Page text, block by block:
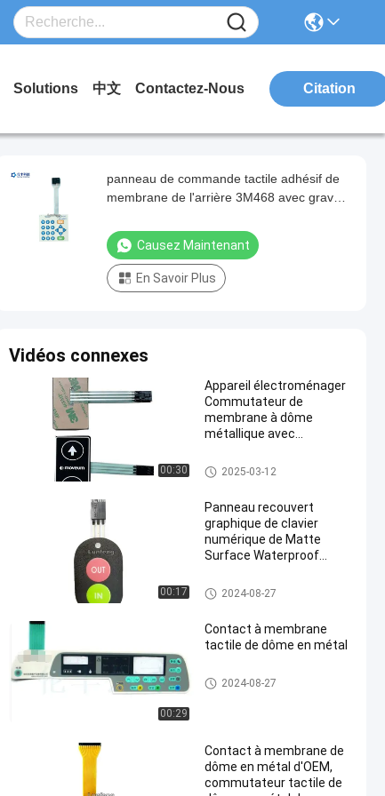
Solutions 中文 Contactez-Nous Citation
panneau de commande tactile adhésif de
membrane de l'arrière 3M468 avec graver
Causez Maintenant
En Savoir Plus
Vidéos connexes
00:30
Appareil électroménager
Commutateur de
membrane à dôme
métallique avec
personnalisée et plage de
température de -20°C à
Contact à membrane de dôme
en métal
2025-03-12
00:17
Panneau recouvert
graphique de clavier
numérique de Matte
Surface Waterproof
Contact à membrane de dôme
en métal
2024-08-27
00:29
Contact à membrane
tactile de dôme en métal
Contact à membrane de dôme
en métal
2024-08-27
Contact à membrane de
dôme en métal d'OEM,
commutateur tactile de